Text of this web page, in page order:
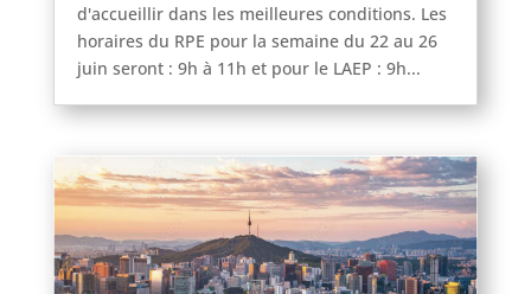
d'accueillir dans les meilleures conditions. Les
horaires du RPE pour la semaine du 22 au 26
juin seront : 9h à 11h et pour le LAEP : 9h...